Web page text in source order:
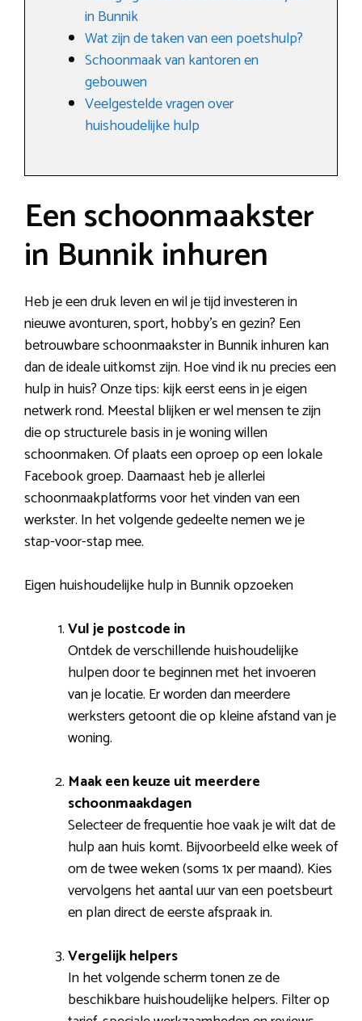
in Bunnik
Wat zijn de taken van een poetshulp?
Schoonmaak van kantoren en
gebouwen
Veelgestelde vragen over
huishoudelijke hulp
Een schoonmaakster
in Bunnik inhuren
Heb je een druk leven en wil je tijd investeren in
nieuwe avonturen, sport, hobby’s en gezin? Een
betrouwbare schoonmaakster in Bunnik inhuren kan
dan de ideale uitkomst zijn. Hoe vind ik nu precies een
hulp in huis? Onze tips: kijk eerst eens in je eigen
netwerk rond. Meestal blijken er wel mensen te zijn
die op structurele basis in je woning willen
schoonmaken. Of plaats een oproep op een lokale
Facebook groep. Daarnaast heb je allerlei
schoonmaakplatforms voor het vinden van een
werkster. In het volgende gedeelte nemen we je
stap-voor-stap mee.
Eigen huishoudelijke hulp in Bunnik opzoeken
Vul je postcode in
Ontdek de verschillende huishoudelijke
hulpen door te beginnen met het invoeren
van je locatie. Er worden dan meerdere
werksters getoont die op kleine afstand van je
woning.
Maak een keuze uit meerdere
schoonmaakdagen
Selecteer de frequentie hoe vaak je wilt dat de
hulp aan huis komt. Bijvoorbeeld elke week of
om de twee weken (soms 1x per maand). Kies
vervolgens het aantal uur van een poetsbeurt
en plan direct de eerste afspraak in.
Vergelijk helpers
In het volgende scherm tonen ze de
beschikbare huishoudelijke helpers. Filter op